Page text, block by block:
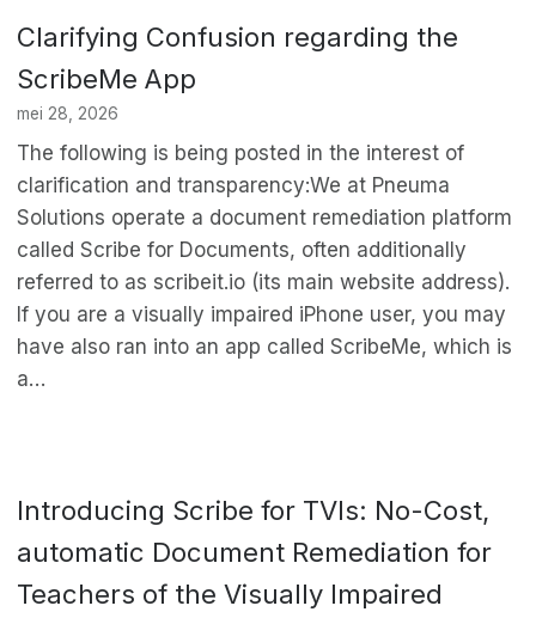
Clarifying Confusion regarding the
ScribeMe App
mei 28, 2026
The following is being posted in the interest of
clarification and transparency:We at Pneuma
Solutions operate a document remediation platform
called Scribe for Documents, often additionally
referred to as scribeit.io (its main website address).
If you are a visually impaired iPhone user, you may
have also ran into an app called ScribeMe, which is
a…
Introducing Scribe for TVIs: No-Cost,
automatic Document Remediation for
Teachers of the Visually Impaired